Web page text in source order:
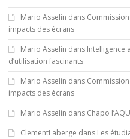
Mario Asselin dans
impacts des écrans
Mario Asselin dans Intelligence
d’utilisation fascinants
Mario Asselin dans
impacts des écrans
Mario Asselin dans Chapo
ClementLaberge dans Les